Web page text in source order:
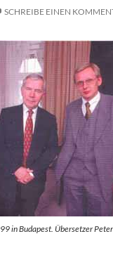
SCHREIBE EINEN
in Budapest. Übersetzer